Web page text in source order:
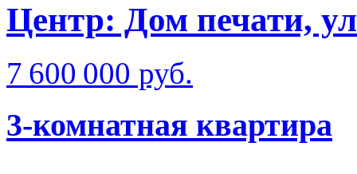
Центр: Дом печати,
7 600 000 руб.
3-комнатная квартира